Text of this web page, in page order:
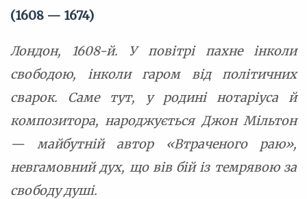
(1608 — 1674)
Лондон, 1608-й. У повітрі пахне інколи
свободою, інколи гаром від політичних
сварок. Саме тут, у родині нотаріуса й
композитора, народжується Джон Мільтон
— майбутній автор «Втраченого раю»,
невгамовний дух, що вів бій із темрявою за
свободу душі.